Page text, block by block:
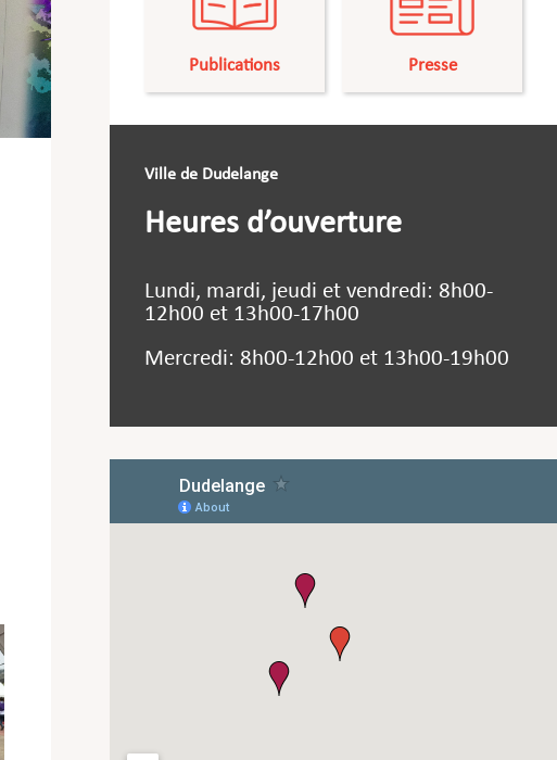
Publications Presse
Ville de Dudelange
Heures d’ouverture
Lundi, mardi, jeudi et vendredi: 8h00-
12h00 et 13h00-17h00
Mercredi: 8h00-12h00 et 13h00-19h00